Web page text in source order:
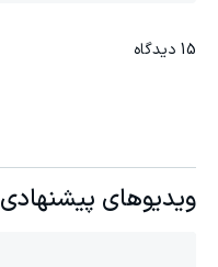
15 دیدگاه
ویدیوهای پیشنهادی